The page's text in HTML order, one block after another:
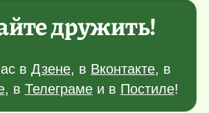
дружить!
в Дзене, в Вконтакте, в
, в Телеграмеи в Постиле!